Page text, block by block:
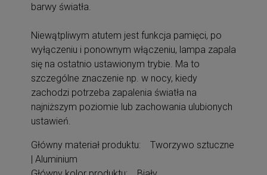
barwy światła.
Niewątpliwym atutem jest funkcja pamięci, po
wyłączeniu i ponownym włączeniu, lampa zapala
się na ostatnio ustawionym trybie. Ma to
szczególne znaczenie np. w nocy, kiedy
zachodzi potrzeba zapalenia światła na
najniższym poziomie lub zachowania ulubionych
ustawień.
Główny materiał produktu: Tworzywo sztuczne
| Aluminium